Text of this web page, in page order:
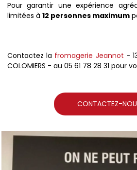
Pour garantir une expérience
limitées à 12 personnes maximum
Contactez la fromagerie Jeannot -
COLOMIERS - au 05 61 78 28 31 pour
CONTACTEZ-